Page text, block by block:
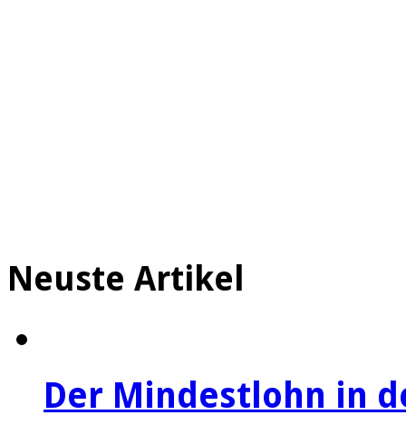
Neuste Artikel
Der Mindestlohn in